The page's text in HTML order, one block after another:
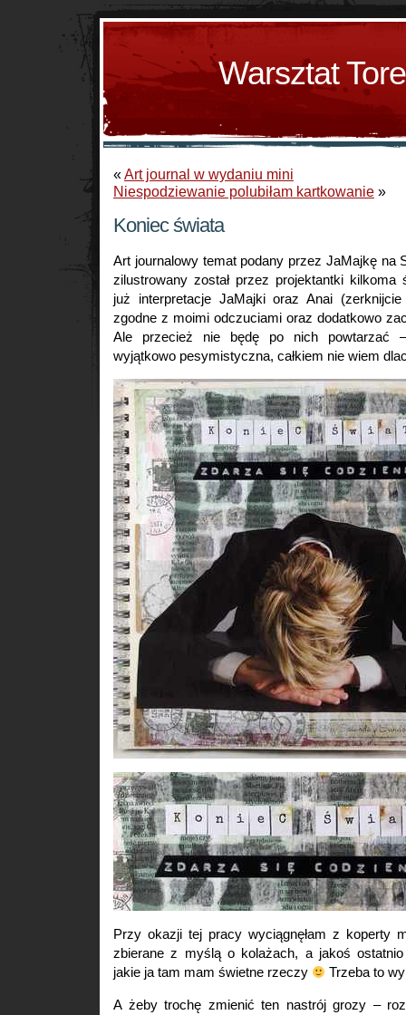
Warsztat
«Art journal w wydaniu mini
Niespodziewanie polubiłam kartkowanie »
Koniec świata
Art journalowy temat podany przez JaMajkę na
zilustrowany został przez projektantki kilkoma
już interpretacje JaMajki oraz Anai
zgodne z moimi odczuciami oraz dodatkowo
Ale przecież nie będę po nich powtarzać
wyjątkowo pesymistyczna, całkiem nie wiem
Przy okazji tej pracy wyciągnęłam z koperty
zbierane z myślą o kolażach, a jakoś
jakie ja tam mam świetne rzeczy
Trzeba to
A żeby trochę zmienić ten nastrój grozy –